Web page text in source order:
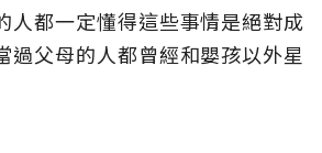
人都一定懂得這些事情是絕對成
過父母的人都曾經和嬰孩以外星